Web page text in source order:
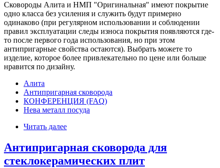
Сковороды Алита и НМП "Оригинальная" имеют покрытие
одно класса без усиления и служить будут примерно
одинаково (при регулярном использовании и соблюдении
правил эксплуатации следы износа покрытия появляются где-
то после первого года использования, но при этом
антипригарные свойства остаются). Выбрать можете то
изделие, которое более привлекательно по цене или больше
нравится по дизайну.
Алита
Антипригарная сковорода
КОНФЕРЕНЦИЯ (FAQ)
Нева металл посуда
Читать далее
Антипригарная сковорода для
стеклокерамических плит